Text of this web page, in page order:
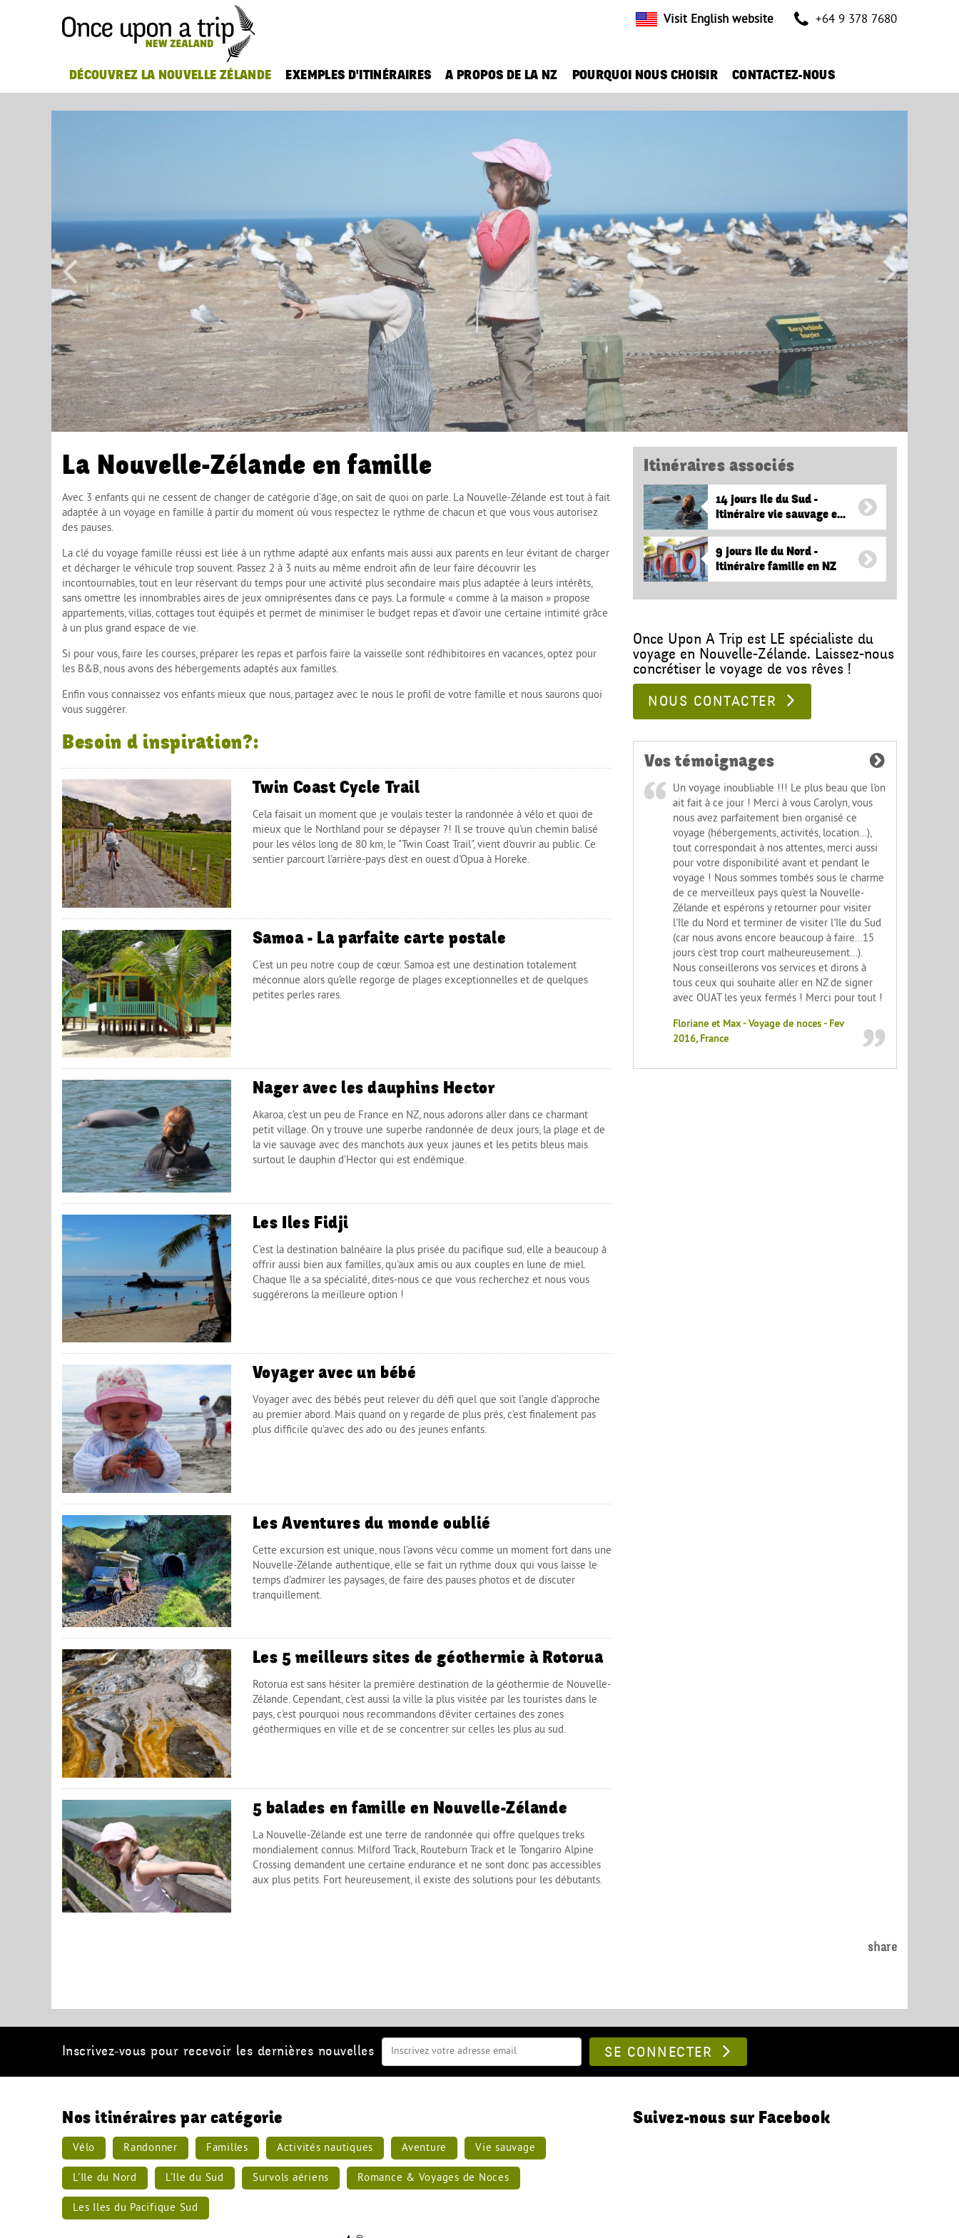
Visit English website +64 9 378 7680
DÉCOUVREZ LA NOUVELLE ZÉLANDE EXEMPLES D'ITINÉRAIRES A PROPOS DE LA NZ POURQUOI NOUS CHOISIR CONTACTEZ-NOUS
La Nouvelle-Zélande en famille
Avec 3 enfants qui ne cessent de changer de catégorie d’âge, on sait de quoi on parle. La Nouvelle-Zélande est tout à fait
adaptée à un voyage en famille à partir du moment où vous respectez le rythme de chacun et que vous vous autorisez
des pauses.
La clé du voyage famille réussi est liée à un rythme adapté aux enfants mais aussi aux parents en leur évitant de charger
et décharger le véhicule trop souvent. Passez 2 à 3 nuits au même endroit afin de leur faire découvrir les
incontournables, tout en leur réservant du temps pour une activité plus secondaire mais plus adaptée à leurs intérêts,
sans omettre les innombrables aires de jeux omniprésentes dans ce pays. La formule « comme à la maison » propose
appartements, villas, cottages tout équipés et permet de minimiser le budget repas et d’avoir une certaine intimité grâce
à un plus grand espace de vie.
Si pour vous, faire les courses, préparer les repas et parfois faire la vaisselle sont rédhibitoires en vacances, optez pour
les B&B, nous avons des hébergements adaptés aux familles.
Enfin vous connaissez vos enfants mieux que nous, partagez avec le nous le profil de votre famille et nous saurons quoi
vous suggérer.
Besoin d inspiration?:
Twin Coast Cycle Trail
Cela faisait un moment que je voulais tester la randonnée à vélo et quoi de
mieux que le Northland pour se dépayser ?! Il se trouve qu'un chemin balisé
pour les vélos long de 80 km, le "Twin Coast Trail", vient d'ouvrir au public. Ce
sentier parcourt l'arrière-pays d'est en ouest d'Opua à Horeke.
Samoa - La parfaite carte postale
C’est un peu notre coup de cœur. Samoa est une destination totalement
méconnue alors qu’elle regorge de plages exceptionnelles et de quelques
petites perles rares.
Nager avec les dauphins Hector
Akaroa, c’est un peu de France en NZ, nous adorons aller dans ce charmant
petit village. On y trouve une superbe randonnée de deux jours, la plage et de
la vie sauvage avec des manchots aux yeux jaunes et les petits bleus mais
surtout le dauphin d’Hector qui est endémique.
Les Iles Fidji
C’est la destination balnéaire la plus prisée du pacifique sud, elle a beaucoup à
offrir aussi bien aux familles, qu'aux amis ou aux couples en lune de miel.
Chaque île a sa spécialité, dites-nous ce que vous recherchez et nous vous
suggérerons la meilleure option !
Voyager avec un bébé
Voyager avec des bébés peut relever du défi quel que soit l’angle d’approche
au premier abord. Mais quand on y regarde de plus prés, c’est finalement pas
plus difficile qu’avec des ado ou des jeunes enfants.
Les Aventures du monde oublié
Cette excursion est unique, nous l’avons vécu comme un moment fort dans une
Nouvelle-Zélande authentique, elle se fait un rythme doux qui vous laisse le
temps d’admirer les paysages, de faire des pauses photos et de discuter
tranquillement.
Les 5 meilleurs sites de géothermie à Rotorua
Rotorua est sans hésiter la première destination de la géothermie de Nouvelle-
Zélande. Cependant, c'est aussi la ville la plus visitée par les touristes dans le
pays, c'est pourquoi nous recommandons d'éviter certaines des zones
géothermiques en ville et de se concentrer sur celles les plus au sud.
5 balades en famille en Nouvelle-Zélande
La Nouvelle-Zélande est une terre de randonnée qui offre quelques treks
mondialement connus. Milford Track, Routeburn Track et le Tongariro Alpine
Crossing demandent une certaine endurance et ne sont donc pas accessibles
aux plus petits. Fort heureusement, il existe des solutions pour les débutants.
Itinéraires associés
14 jours Ile du Sud -
Itinéraire vie sauvage e...
9 jours Ile du Nord -
Itinéraire famille en NZ
Once Upon A Trip est LE spécialiste du
voyage en Nouvelle-Zélande. Laissez-nous
concrétiser le voyage de vos rêves !
NOUS CONTACTER
Vos témoignages
Un voyage inoubliable !!! Le plus beau que l'on
ait fait à ce jour ! Merci à vous Carolyn, vous
nous avez parfaitement bien organisé ce
voyage (hébergements, activités, location...),
tout correspondait à nos attentes, merci aussi
pour votre disponibilité avant et pendant le
voyage ! Nous sommes tombés sous le charme
de ce merveilleux pays qu'est la Nouvelle-
Zélande et espérons y retourner pour visiter
l'île du Nord et terminer de visiter l'île du Sud
(car nous avons encore beaucoup à faire...15
jours c'est trop court malheureusement...).
Nous conseillerons vos services et dirons à
tous ceux qui souhaite aller en NZ de signer
avec OUAT les yeux fermés ! Merci pour tout !
Floriane et Max - Voyage de noces - Fev
2016, France
share
Inscrivez-vous pour recevoir les dernières nouvelles SE CONNECTER
Nos itinéraires par catégorie
Vélo Randonner Familles Activités nautiques Aventure Vie sauvage
L'Ile du Nord L’Ile du Sud Survols aériens Romance & Voyages de Noces
Les Iles du Pacifique Sud
Suivez-nous sur Facebook